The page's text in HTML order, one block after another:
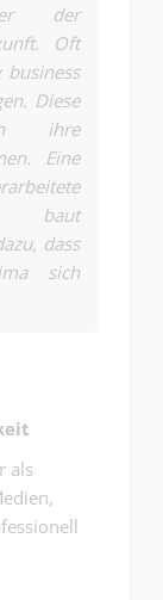
der
Oft
Diese
ihre
Eine
baut
dass
sich
als